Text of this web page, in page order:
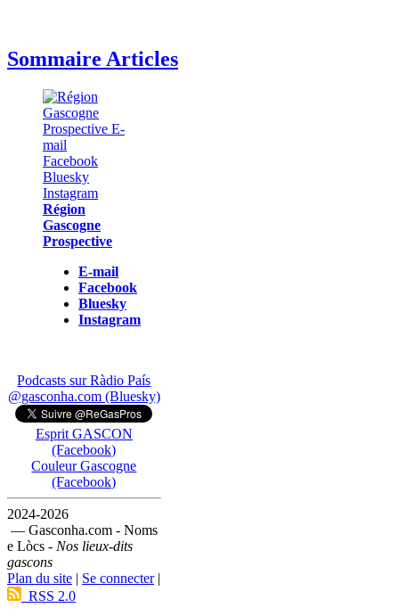
Sommaire Articles
Région
Gascogne
Prospective
E-mail
Facebook
Bluesky
Instagram
Podcasts sur Ràdio País
@gasconha.com (Bluesky)
Esprit GASCON
(Facebook)
Couleur Gascogne
(Facebook)
2024-2026
— Gasconha.com - Noms
e Lòcs - Nos lieux-dits
gascons
Plan du site | Se connecter|
RSS 2.0